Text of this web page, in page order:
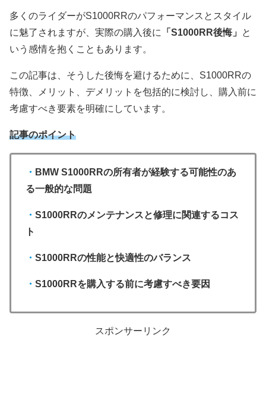
多くのライダーがS1000RRのパフォーマンスとスタイル
に魅了されますが、実際の購入後に
「S1000RR後悔」
と
いう感情を抱くこともあります。
この記事は、そうした後悔を避けるために、S1000RRの
特徴、メリット、デメリットを包括的に検討し、購入前に
考慮すべき要素を明確にしています。
記事のポイント
・ BMW S1000RRの所有者が経験する可能性のあ
る一般的な問題
・ S1000RRのメンテナンスと修理に関連するコス
ト
・ S1000RRの性能と快適性のバランス
・ S1000RRを購入する前に考慮すべき要因
スポンサーリンク